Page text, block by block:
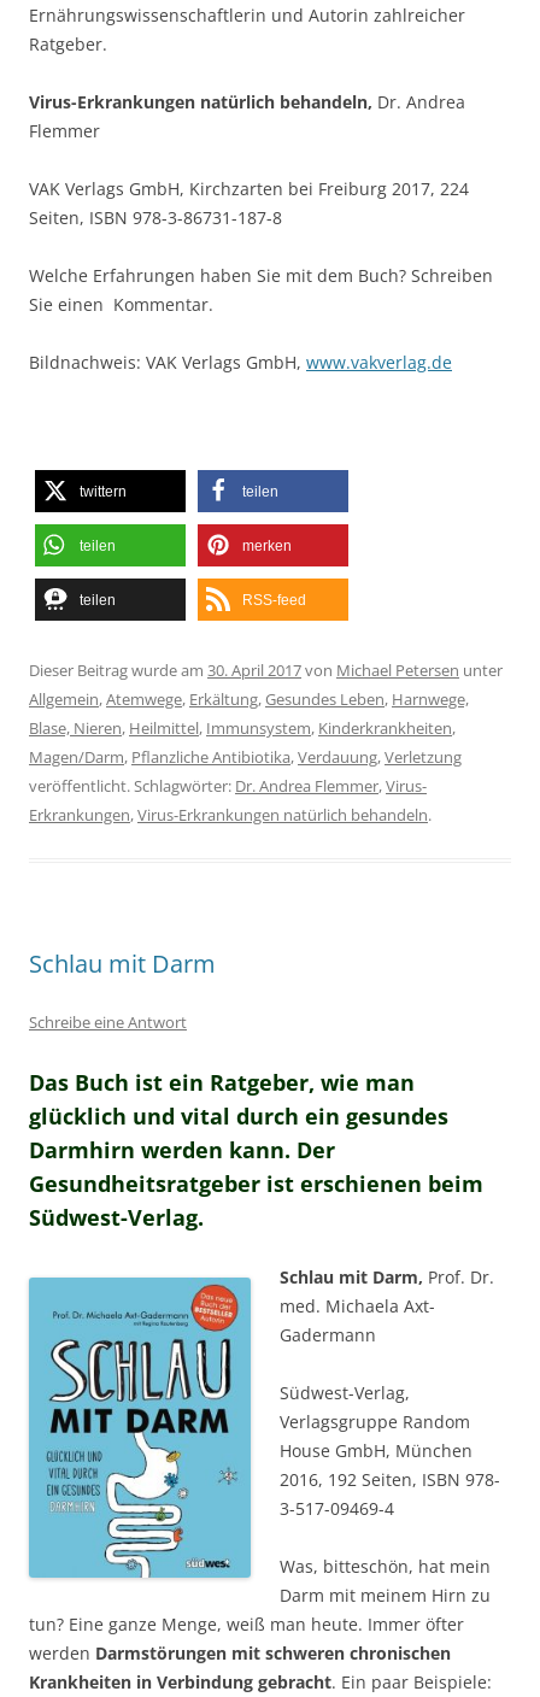
Ernährungswissenschaftlerin und Autorin zahlreicher
Ratgeber.
Virus-Erkrankungen natürlich behandeln, Dr. Andrea
Flemmer
VAK Verlags GmbH, Kirchzarten bei Freiburg 2017, 224
Seiten, ISBN 978-3-86731-187-8
Welche Erfahrungen haben Sie mit dem Buch? Schreiben
Sie einen Kommentar.
Bildnachweis: VAK Verlags GmbH, www.vakverlag.de
twittern teilen
teilen merken
teilen RSS-feed
Dieser Beitrag wurde am 30. April 2017von Michael Petersen unter
Allgemein,Atemwege, Erkältung,Gesundes Leben, Harnwege,
Blase, Nieren, Heilmittel, Immunsystem, Kinderkrankheiten,
Magen/Darm, Pflanzliche Antibiotika,Verdauung,Verletzung
veröffentlicht. Schlagwörter: Dr. Andrea Flemmer,Virus-
Erkrankungen,Virus-Erkrankungen natürlich behandeln.
Schlau mit Darm
Schreibe eine Antwort
Das Buch ist ein Ratgeber, wie man
glücklich und vital durch ein gesundes
Darmhirn werden kann. Der
Gesundheitsratgeber ist erschienen beim
Südwest-Verlag.
Schlau mit Darm, Prof. Dr.
med. Michaela Axt-
Gadermann
Südwest-Verlag,
Verlagsgruppe Random
House GmbH, München
2016, 192 Seiten, ISBN 978-
3-517-09469-4
Was, bitteschön, hat mein
Darm mit meinem Hirn zu
tun? Eine ganze Menge, weiß man heute. Immer öfter
werden Darmstörungen mit schweren chronischen
Krankheiten in Verbindung gebracht. Ein paar Beispiele: